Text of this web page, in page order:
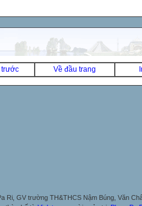
trước Về đầu trang
Ri, GV trường TH&THCS Nậm Búng, Văn